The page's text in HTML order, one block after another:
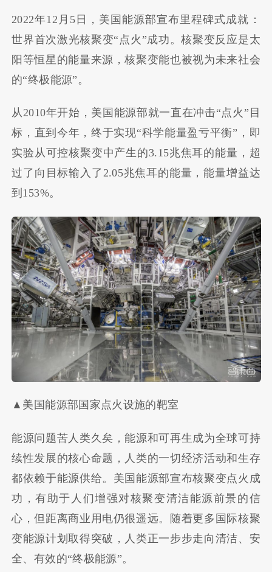
2022年12月5日，美国能源部宣布里程碑式成就：
世界首次激光核聚变“点火”成功。核聚变反应是太
阳等恒星的能量来源，核聚变能也被视为未来社会
的“终极能源”。
从2010年开始，美国能源部就一直在冲击“点火”目
标，直到今年，终于实现“科学能量盈亏平衡”，即
实验从可控核聚变中产生的3.15兆焦耳的能量，超
过了向目标输入了2.05兆焦耳的能量，能量增益达
到153%。
▲美国能源部国家点火设施的靶室
能源问题苦人类久矣，能源和可再生成为全球可持
续性发展的核心命题，人类的一切经济活动和生存
都依赖于能源供给。美国能源部宣布核聚变点火成
功，有助于人们增强对核聚变清洁能源前景的信
心，但距离商业用电仍很遥远。随着更多国际核聚
变能源计划取得突破，人类正一步步走向清洁、安
全、有效的“终极能源”。